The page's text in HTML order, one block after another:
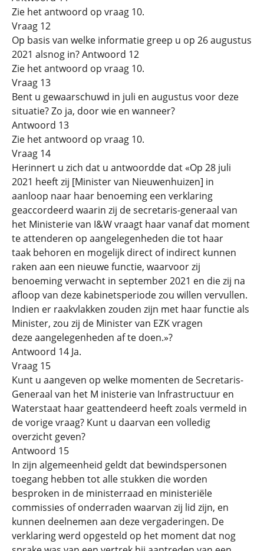
Zie het antwoord op vraag 10.
Vraag 12
Op basis van welke informatie greep u op 26 augustus
2021 alsnog in? Antwoord 12
Zie het antwoord op vraag 10.
Vraag 13
Bent u gewaarschuwd in juli en augustus voor deze
situatie? Zo ja, door wie en wanneer?
Antwoord 13
Zie het antwoord op vraag 10.
Vraag 14
Herinnert u zich dat u antwoordde dat «Op 28 juli
2021 heeft zij [Minister van Nieuwenhuizen] in
aanloop naar haar benoeming een verklaring
geaccordeerd waarin zij de secretaris-generaal van
het Ministerie van I&W vraagt haar vanaf dat moment
te attenderen op aangelegenheden die tot haar
taak behoren en mogelijk direct of indirect kunnen
raken aan een nieuwe functie, waarvoor zij
benoeming verwacht in september 2021 en die zij na
afloop van deze kabinetsperiode zou willen vervullen.
Indien er raakvlakken zouden zijn met haar functie als
Minister, zou zij de Minister van EZK vragen
deze aangelegenheden af te doen.»?
Antwoord 14 Ja.
Vraag 15
Kunt u aangeven op welke momenten de Secretaris-
Generaal van het M inisterie van Infrastructuur en
Waterstaat haar geattendeerd heeft zoals vermeld in
de vorige vraag? Kunt u daarvan een volledig
overzicht geven?
Antwoord 15
In zijn algemeenheid geldt dat bewindspersonen
toegang hebben tot alle stukken die worden
besproken in de ministerraad en ministeriële
commissies of onderraden waarvan zij lid zijn, en
kunnen deelnemen aan deze vergaderingen. De
verklaring werd opgesteld op het moment dat nog